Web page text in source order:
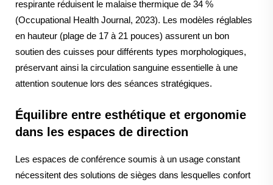
respirante réduisent le malaise thermique de 34 %
(Occupational Health Journal, 2023). Les modèles réglables
en hauteur (plage de 17 à 21 pouces) assurent un bon
soutien des cuisses pour différents types morphologiques,
préservant ainsi la circulation sanguine essentielle à une
attention soutenue lors des séances stratégiques.
Équilibre entre esthétique et ergonomie
dans les espaces de direction
Les espaces de conférence soumis à un usage constant
nécessitent des solutions de sièges dans lesquelles confort